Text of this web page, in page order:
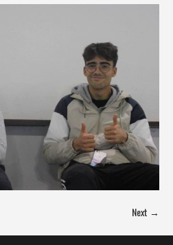
Next →